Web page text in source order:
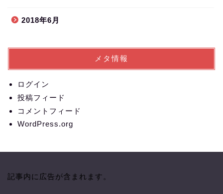
2018年6月
メタ情報
ログイン
投稿フィード
コメントフィード
WordPress.org
記事内に広告が含まれます。